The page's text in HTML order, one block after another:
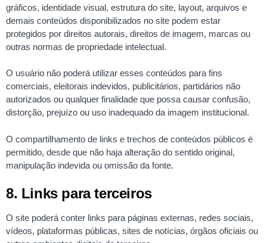
gráficos, identidade visual, estrutura do site, layout, arquivos e
demais conteúdos disponibilizados no site podem estar
protegidos por direitos autorais, direitos de imagem, marcas ou
outras normas de propriedade intelectual.
O usuário não poderá utilizar esses conteúdos para fins
comerciais, eleitorais indevidos, publicitários, partidários não
autorizados ou qualquer finalidade que possa causar confusão,
distorção, prejuízo ou uso inadequado da imagem institucional.
O compartilhamento de links e trechos de conteúdos públicos é
permitido, desde que não haja alteração do sentido original,
manipulação indevida ou omissão da fonte.
8. Links para terceiros
O site poderá conter links para páginas externas, redes sociais,
vídeos, plataformas públicas, sites de notícias, órgãos oficiais ou